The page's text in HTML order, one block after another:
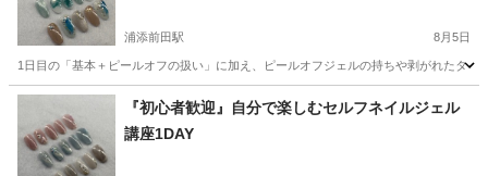
浦添前田駅 8月5日
1日目の「基本＋ピールオフの扱い」に加え、ピールオフジェルの持ちや剥がれたタ
沖縄 宜野湾市 浦添前田駅 美容健康 アート
『初心者歓迎』自分で楽しむセルフネイルジェル
講座1DAY